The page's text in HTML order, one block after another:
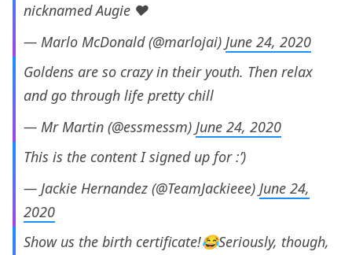
nicknamed Augie ❤️
— Marlo McDonald (@marlojai) June 24, 2020
Goldens are so crazy in their youth. Then relax
and go through life pretty chill
— Mr Martin (@essmessm) June 24, 2020
This is the content I signed up for :’)
— Jackie Hernandez (@TeamJackieee) June 24,
2020
Show us the birth certificate!😂Seriously, though,